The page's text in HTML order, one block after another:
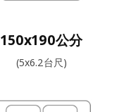
150x190公分
(5x6.2台尺)